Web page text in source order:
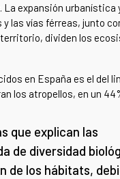
expansión
las vías férreas, junto
dividen los
en España es el del
los atropellos, en un
que explican las
de diversidad
de los hábitats,